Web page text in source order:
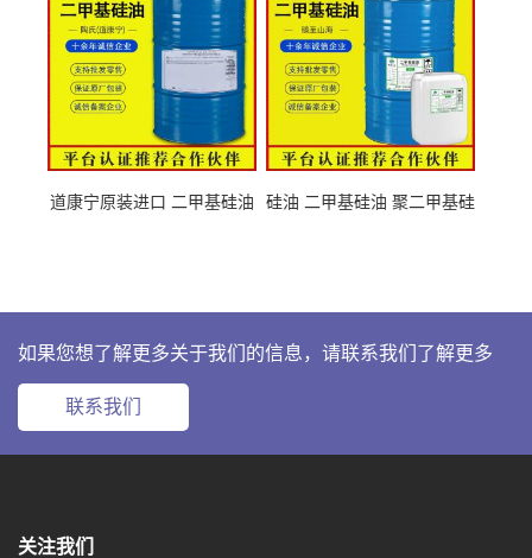
道康宁原装进口 二甲基硅油
硅油 二甲基硅油 聚二甲基硅
如果您想了解更多关于我们的信息，请联系我们了解更多
联系我们
关注我们